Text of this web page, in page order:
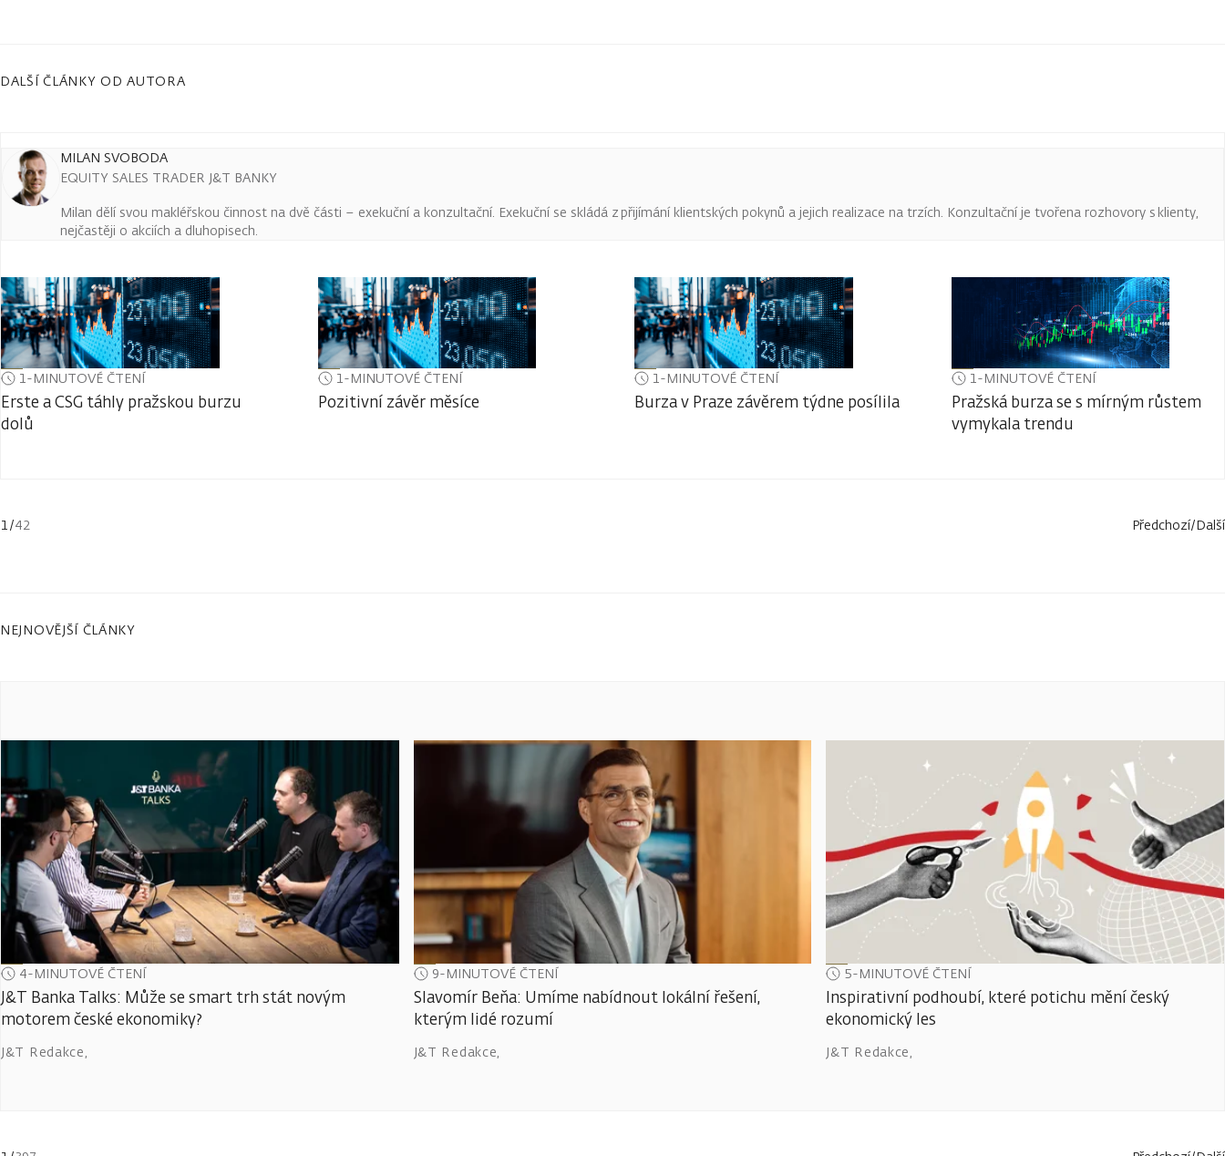
DALŠÍ ČLÁNKY OD AUTORA
MILAN SVOBODA
EQUITY SALES TRADER J&T BANKY
Milan dělí svou makléřskou činnost na dvě části – exekuční a konzultační. Exekuční se skládá z přijímání klientských pokynů a jejich realizace na trzích. Konzultační je tvořena rozhovory s klienty,
nejčastěji o akciích a dluhopisech.
1-MINUTOVÉ ČTENÍ
Erste a CSG táhly pražskou burzu
dolů
1-MINUTOVÉ ČTENÍ
Pozitivní závěr měsíce
1-MINUTOVÉ ČTENÍ
Burza v Praze závěrem týdne posílila
1-MINUTOVÉ ČTENÍ
Pražská burza se s mírným růstem
vymykala trendu
1 /42 Předchozí/Další
NEJNOVĚJŠÍ ČLÁNKY
4-MINUTOVÉ ČTENÍ
J&T Banka Talks: Může se smart trh stát novým
motorem české ekonomiky?
J&T Redakce,
9-MINUTOVÉ ČTENÍ
Slavomír Beňa: Umíme nabídnout lokální řešení,
kterým lidé rozumí
J&T Redakce,
5-MINUTOVÉ ČTENÍ
Inspirativní podhoubí, které potichu mění český
ekonomický les
J&T Redakce,